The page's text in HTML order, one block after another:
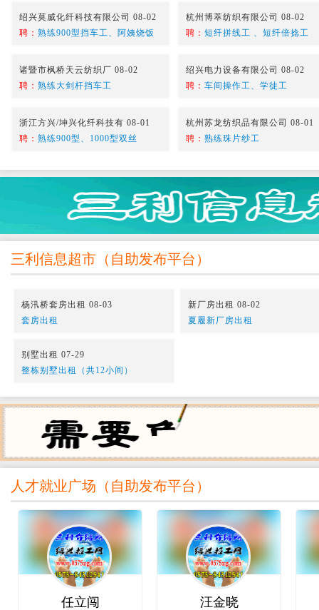
绍兴莫威化纤科技有限公司 08-02
聘： 熟练900型挡车工、阿姨烧饭
杭州博萃纺织有限公司 08-02
聘： 短纤拼线工 、短纤倍捻工
诸暨市枫桥天云纺织厂 08-02
聘： 熟练大剑杆挡车工
绍兴电力设备有限公司 08-02
聘： 车间操作工、学徒工
浙江方兴/坤兴化纤科技有 08-01
聘： 熟练900型、1000型双丝
杭州苏龙纺织品有限公司 08-01
聘： 熟练珠片纱工
三利信息超市 （ 自助发布平台 ）
杨汛桥套房出租 08-03
套房出租
新厂房出租 08-02
夏履新厂房出租
别墅出租 07-29
整栋别墅出租（共12小间）
人才就业广场（ 自助发布平台 ）
任立闯 汪金晓